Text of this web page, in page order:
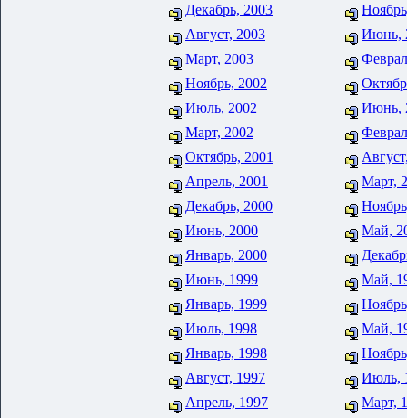
Декабрь, 2003
Август, 2003
Июнь,
Март, 2003
Ноябрь, 2002
Июль, 2002
Июнь,
Март, 2002
Октябрь, 2001
Апрель, 2001
Март,
Декабрь, 2000
Июнь, 2000
Май,
Январь, 2000
Июнь, 1999
Май,
Январь, 1999
Июль, 1998
Май,
Январь, 1998
Август, 1997
Июль,
Апрель, 1997
Март,